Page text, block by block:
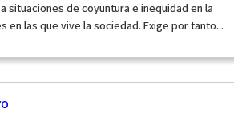
situaciones de coyuntura e inequidad en la
en las que vive la sociedad. Exige por tanto...